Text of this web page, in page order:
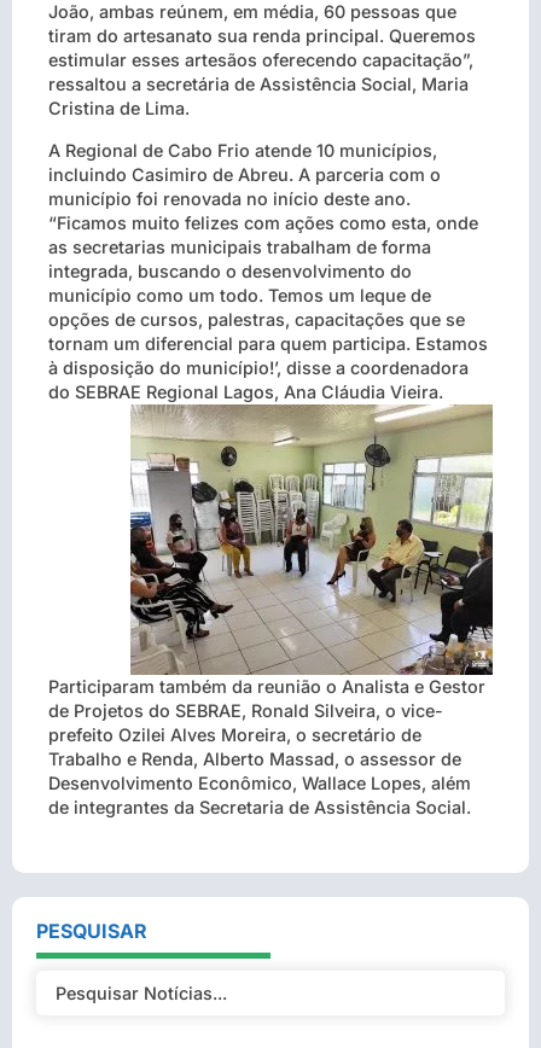
João, ambas reúnem, em média, 60 pessoas que
tiram do artesanato sua renda principal. Queremos
estimular esses artesãos oferecendo capacitação”,
ressaltou a secretária de Assistência Social, Maria
Cristina de Lima.
A Regional de Cabo Frio atende 10 municípios,
incluindo Casimiro de Abreu. A parceria com o
município foi renovada no início deste ano.
“Ficamos muito felizes com ações como esta, onde
as secretarias municipais trabalham de forma
integrada, buscando o desenvolvimento do
município como um todo. Temos um leque de
opções de cursos, palestras, capacitações que se
tornam um diferencial para quem participa. Estamos
à disposição do município!’, disse a coordenadora
do SEBRAE Regional Lagos, Ana Cláudia Vieira.
Participaram também da reunião o Analista e Gestor
de Projetos do SEBRAE, Ronald Silveira, o vice-
prefeito Ozilei Alves Moreira, o secretário de
Trabalho e Renda, Alberto Massad, o assessor de
Desenvolvimento Econômico, Wallace Lopes, além
de integrantes da Secretaria de Assistência Social.
PESQUISAR